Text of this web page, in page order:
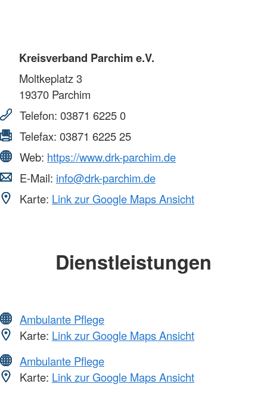
Kreisverband Parchim e.V.
Moltkeplatz 3
19370 Parchim
Telefon: 03871 6225 0
Telefax: 03871 6225 25
Web: https://www.drk-parchim.de
E-Mail: info@drk-parchim.de
Karte: Link zur Google Maps Ansicht
Dienstleistungen
Ambulante Pflege
Karte: Link zur Google Maps Ansicht
Ambulante Pflege
Karte: Link zur Google Maps Ansicht